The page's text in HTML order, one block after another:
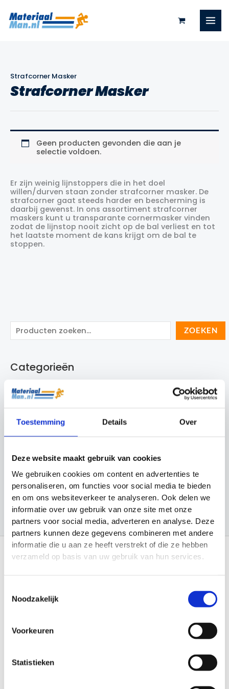
Toestemming Details Over
Deze website maakt gebruik van cookies
We gebruiken cookies om content en advertenties te
personaliseren, om functies voor social media te bieden
en om ons websiteverkeer te analyseren. Ook delen we
informatie over uw gebruik van onze site met onze
partners voor social media, adverteren en analyse. Deze
partners kunnen deze gegevens combineren met andere
informatie die u aan ze heeft verstrekt of die ze hebben
verzameld op basis van uw gebruik van hun services.
Noodzakelijk
Voorkeuren
Statistieken
naar
de
inhoud
o
k
e
n
ZOEKEN
Categorieën
Sporten
Hockey
Keeperstraining
Trainingsmateriaal hockey
Voetbal
Strafcorner Masker
Strafcorner Masker
Geen producten gevonden die aan je
selectie voldoen.
Er zijn weinig lijnstoppers die in het doel
willen/durven staan zonder strafcorner masker. De
strafcorner gaat steeds harder en bescherming is
daarbij gewenst. In ons assortiment strafcorner
maskers kunt u transparante cornermasker vinden
zodat de lijnstop nooit zicht op de bal verliest en tot
het laatste moment de kans krijgt om de bal te
stoppen.